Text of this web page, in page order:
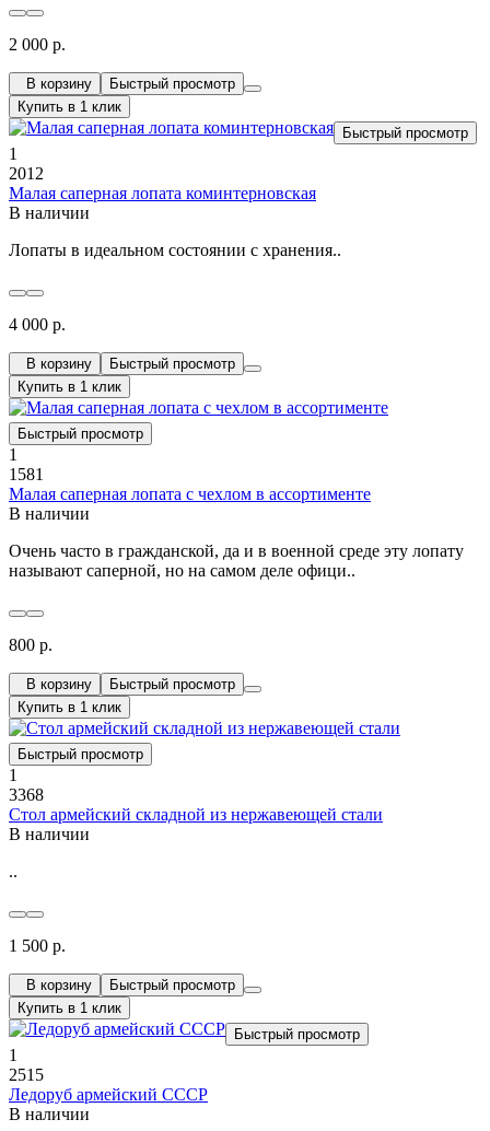
2 000 р.
В корзину
Быстрый просмотр
Купить в 1 клик
Быстрый просмотр
1
2012
Малая саперная лопата коминтерновская
В наличии
Лопаты в идеальном состоянии с хранения..
4 000 р.
В корзину
Быстрый просмотр
Купить в 1 клик
Быстрый просмотр
1
1581
Малая саперная лопата с чехлом в ассортименте
В наличии
Очень часто в гражданской, да и в военной среде эту лопату
называют саперной, но на самом деле офици..
800 р.
В корзину
Быстрый просмотр
Купить в 1 клик
Быстрый просмотр
1
3368
Стол армейский складной из нержавеющей стали
В наличии
..
1 500 р.
В корзину
Быстрый просмотр
Купить в 1 клик
Быстрый просмотр
1
2515
Ледоруб армейский СССР
В наличии